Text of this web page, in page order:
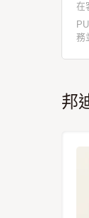
在
務
邦